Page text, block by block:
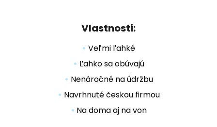
Vlastnosti:
• Veľmi ľahké
• Ľahko sa obúvajú
• Nenáročné na údržbu
• Navrhnuté českou firmou
• Na doma aj na von